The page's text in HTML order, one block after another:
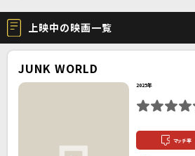
上映中の映画一覧
JUNK WORLD
2025年
マッチ率